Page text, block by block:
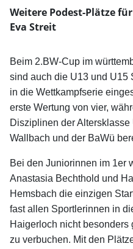
Weitere Podest-Plätze
Eva Streit
Beim 2.BW-Cup im
sind auch die U13 und U15
in die Wettkampfserie
erste Wertung von vier,
Disziplinen der
Wallbach und der BaWü
Bei den Juniorinnen im 1er
Anastasia Bechthold und
Hemsbach die einzigen
fast allen Sportlerinnen in
Haigerloch nicht
zu verbuchen. Mit den